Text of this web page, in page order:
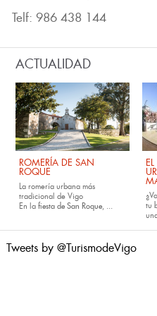
Telf: 986 438 144
ACTUALIDAD
ROMERÍA DE SAN
ROQUE
La romería urbana más
tradicional de Vigo
En la fiesta de San Roque, ...
tu
Tweets by @TurismodeVigo